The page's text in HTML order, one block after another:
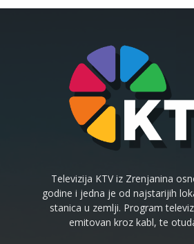
Televizija KTV iz Zrenjanina
godine i jedna je od najstarijih
stanica u zemlji. Program
emitovan kroz kabl, te